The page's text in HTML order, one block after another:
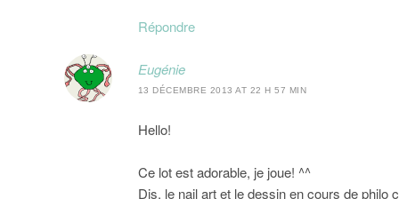
Répondre
Eugénie
13 DÉCEMBRE 2013 AT 22 H 57 MIN
Hello!
Ce lot est adorable, je joue! ^^
Dis, le nail art et le dessin en cours de philo